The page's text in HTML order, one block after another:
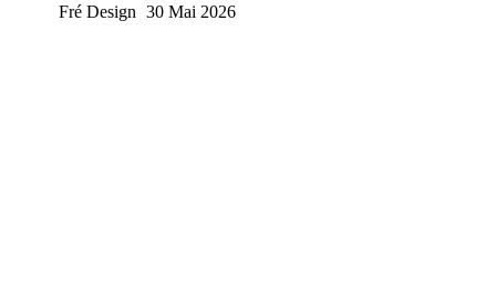
Fré Design 30 Mai 2026